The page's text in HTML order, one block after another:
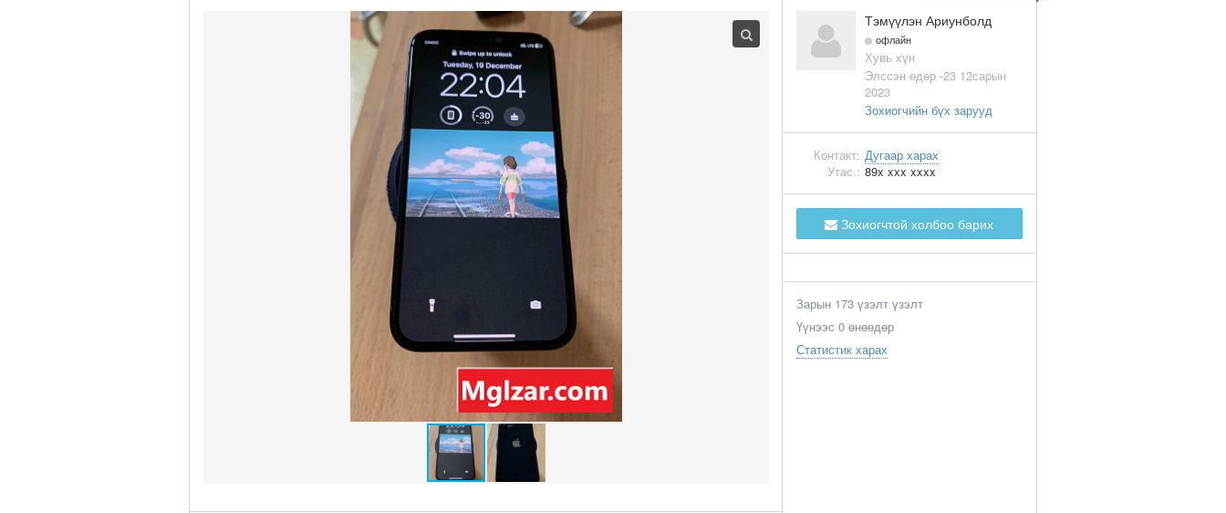
Тэмүүлэн Ариунболд
офлайн
Хувь хүн
Элссэн өдөр -23 12сарын
2023
Зохиогчийн бүх зарууд
Контакт: Дугаар харах
Утас.: 89x xxx xxxx
Зохиогчтой холбоо барих
Зарын 173 үзэлт үзэлт
Үүнээс 0 өнөөдөр
Статистик харах